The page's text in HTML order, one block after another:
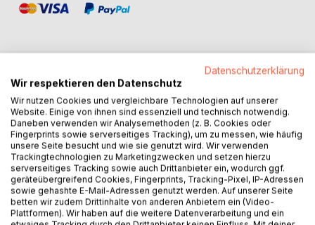
BESCHREIBUNG
Anna führt einen kleinen Buchladen.Ein Ort voller
Geschichten, aber auch voller Stille in ihrem eigenen
Leben. Als Lukas auftaucht, verändert sich etwas:
Gespräche, die tiefer gehen als bloße Worte, gemeinsame
Projekte, die Mut verlangen, und ein leises Knistern, das
stärker wird, je mehr Raum sie einander geben.
Doch zwischen Nähe und Distanz, zwischen
Datenschutzerklärung
Wir respektieren den Datenschutz
Wir nutzen Cookies und vergleichbare Technologien auf unserer
Website. Einige von ihnen sind essenziell und technisch notwendig.
Daneben verwenden wir Analysemethoden (z. B. Cookies oder
Fingerprints sowie serverseitiges Tracking), um zu messen, wie häufig
unsere Seite besucht und wie sie genutzt wird. Wir verwenden
Trackingtechnologien zu Marketingzwecken und setzen hierzu
serverseitiges Tracking sowie auch Drittanbieter ein, wodurch ggf.
geräteübergreifend Cookies, Fingerprints, Tracking-Pixel, IP-Adressen
sowie gehashte E-Mail-Adressen genutzt werden. Auf unserer Seite
betten wir zudem Drittinhalte von anderen Anbietern ein (Video-
Plattformen). Wir haben auf die weitere Datenverarbeitung und ein